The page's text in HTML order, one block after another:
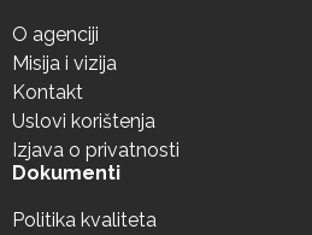
O agenciji
Misija i vizija
Kontakt
Uslovi korištenja
Izjava o privatnosti
Dokumenti
Politika kvaliteta